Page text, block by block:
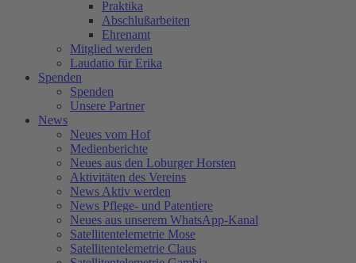
Praktika
Abschlußarbeiten
Ehrenamt
Mitglied werden
Laudatio für Erika
Spenden
Spenden
Unsere Partner
News
Neues vom Hof
Medienberichte
Neues aus den Loburger Horsten
Aktivitäten des Vereins
News Aktiv werden
News Pflege- und Patentiere
Neues aus unserem WhatsApp-Kanal
Satellitentelemetrie Mose
Satellitentelemetrie Claus